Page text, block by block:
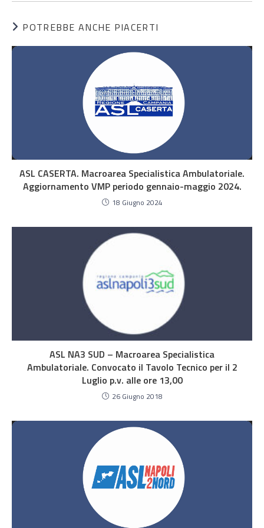
POTREBBE ANCHE PIACERTI
ASL CASERTA. Macroarea Specialistica Ambulatoriale.
Aggiornamento VMP periodo gennaio-maggio 2024.
18 Giugno 2024
ASL NA3 SUD – Macroarea Specialistica
Ambulatoriale. Convocato il Tavolo Tecnico per il 2
Luglio p.v. alle ore 13,00
26 Giugno 2018